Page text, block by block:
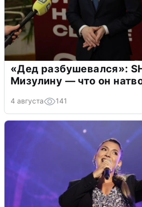
«Дед разбушевался»:
Мизулину — что он
4 августа 141